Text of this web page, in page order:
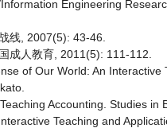
Engineering
线, 2007(5): 43-46.
成人教育, 2011(5): 111-112.
of Our World: An
Accounting. Studies in
Teaching and